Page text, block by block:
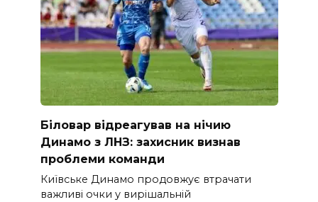
Біловар відреагував на нічию
Динамо з ЛНЗ: захисник визнав
проблеми команди
Київське Динамо продовжує втрачати
важливі очки у вирішальній